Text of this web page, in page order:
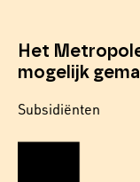
Het
mogelijk
Subsidiënten